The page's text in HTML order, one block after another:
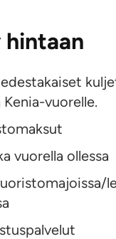
vuorelle.
vuorella ollessa